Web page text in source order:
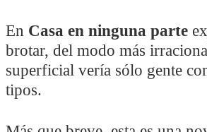
En Casa en ninguna parte
brotar, del modo más
superficial vería sólo gente
tipos.